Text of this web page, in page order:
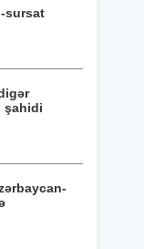
sursat
şahidi